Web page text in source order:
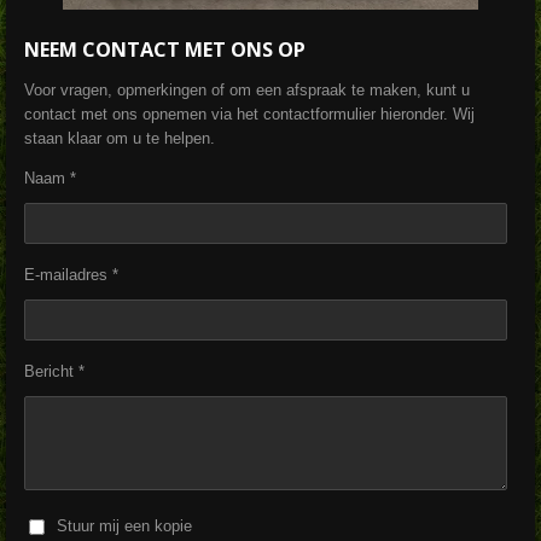
NEEM CONTACT MET ONS OP
Voor vragen, opmerkingen of om een afspraak te maken, kunt u
contact met ons opnemen via het contactformulier hieronder. Wij
staan klaar om u te helpen.
Naam *
E-mailadres *
Bericht *
Stuur mij een kopie